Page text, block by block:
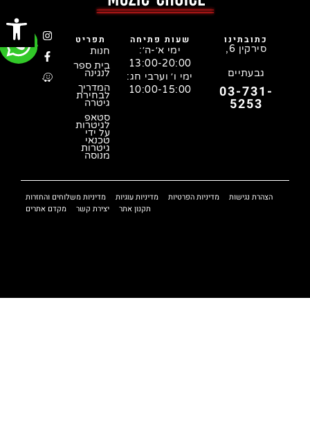
כתובתינו
סירקין 6,
גבעתיים
03-731-
5253
שעות פתיחה
ימי א׳-ה׳:
13:00-20:00
ימי ו׳ וערבי חג:
10:00-15:00
תפריט
חנות
בית ספר
לנגינה
המדריך
לבחירת
גיטרה
סטאפ
לגיטרות
על ידי
טכנאי
גיטרות
מנוסה
הצהרת נגישות מדיניות הפרטיות מדיניות עוגיות
מדיניות משלוחים והחזרות
תקנון אתר
יצירת קשר מקדם אתרים
פתח